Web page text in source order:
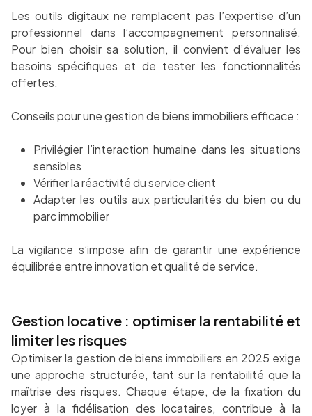
Les outils digitaux ne remplacent pas l’expertise d’un
professionnel dans l’accompagnement personnalisé.
Pour bien choisir sa solution, il convient d’évaluer les
besoins spécifiques et de tester les fonctionnalités
offertes.
Conseils pour une gestion de biens immobiliers efficace :
Privilégier l’interaction humaine dans les situations
sensibles
Vérifier la réactivité du service client
Adapter les outils aux particularités du bien ou du
parc immobilier
La vigilance s’impose afin de garantir une expérience
équilibrée entre innovation et qualité de service.
Gestion locative : optimiser la rentabilité et
limiter les risques
Optimiser la gestion de biens immobiliers en 2025 exige
une approche structurée, tant sur la rentabilité que la
maîtrise des risques. Chaque étape, de la fixation du
loyer à la fidélisation des locataires, contribue à la